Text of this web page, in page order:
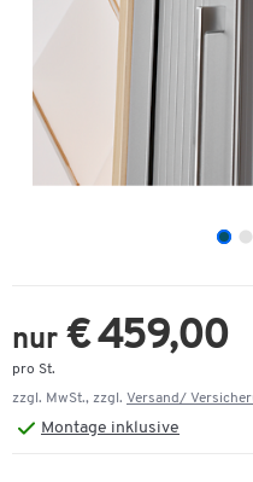
nur € 459,00
pro St.
zzgl. MwSt., zzgl. Versand/
Montage inklusive